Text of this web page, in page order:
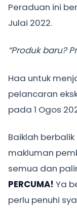
Peraduan ini
Julai 2022.
“Produk baru?
Haa untuk
pelancaran
pada 1 Ogos
Baiklah
makluman
semua dan
PERCUMA! Ya
perlu penuhi